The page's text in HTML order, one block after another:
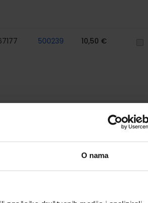
O nama
500239 10,50 €